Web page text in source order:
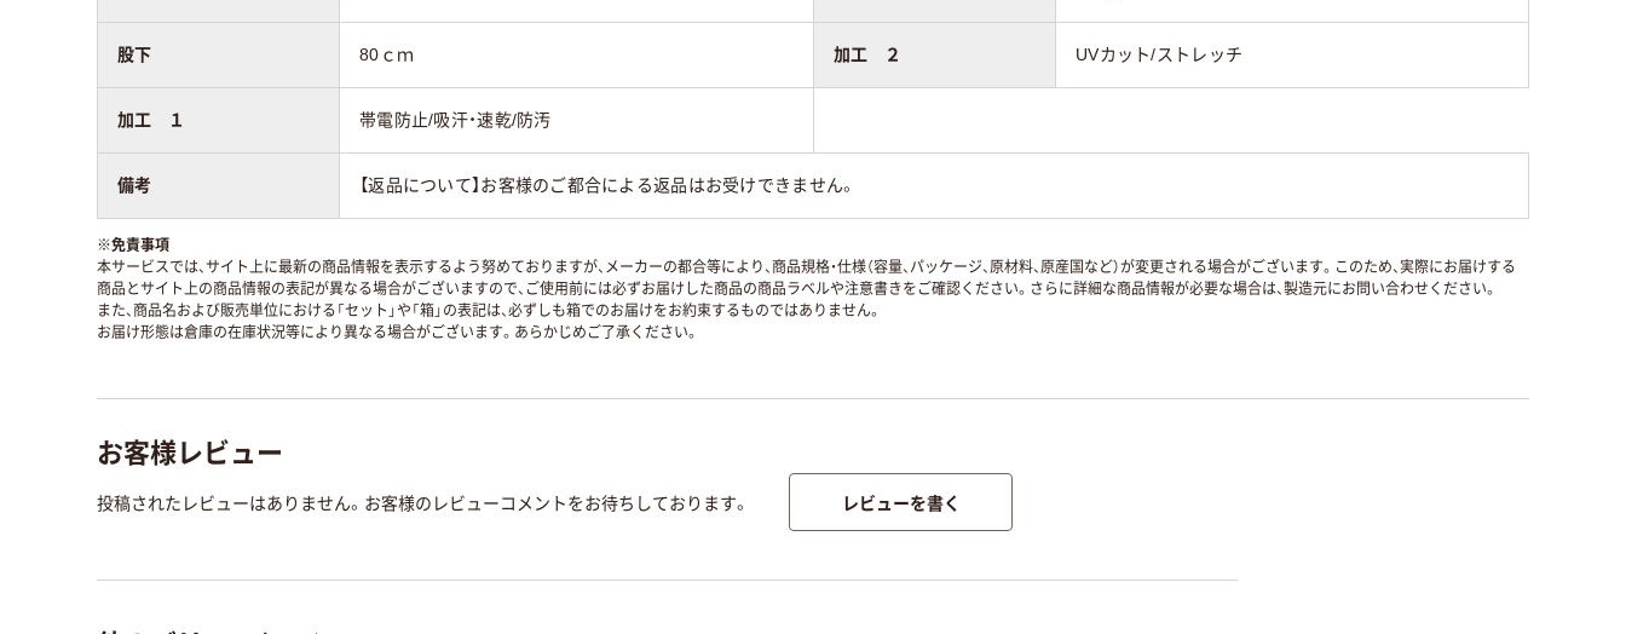
股下 80ｃｍ 加工 ２ UVカット/ストレッチ
加工 １ 帯電防止/吸汗・速乾/防汚
備考 【返品について】お客様のご都合による返品はお受けできません。
※免責事項
本サービスでは、サイト上に最新の商品情報を表示するよう努めておりますが、メーカーの都合等により、商品規格・仕様（容量、パッケージ、原材料、原産国など）が変更される場合がございます。このため、実際にお届けする
商品とサイト上の商品情報の表記が異なる場合がございますので、ご使用前には必ずお届けした商品の商品ラベルや注意書きをご確認ください。さらに詳細な商品情報が必要な場合は、製造元にお問い合わせください。
また、商品名および販売単位における「セット」や「箱」の表記は、必ずしも箱でのお届けをお約束するものではありません。
お届け形態は倉庫の在庫状況等により異なる場合がございます。あらかじめご了承ください。
お客様レビュー
投稿されたレビューはありません。お客様のレビューコメントをお待ちしております。 レビューを書く